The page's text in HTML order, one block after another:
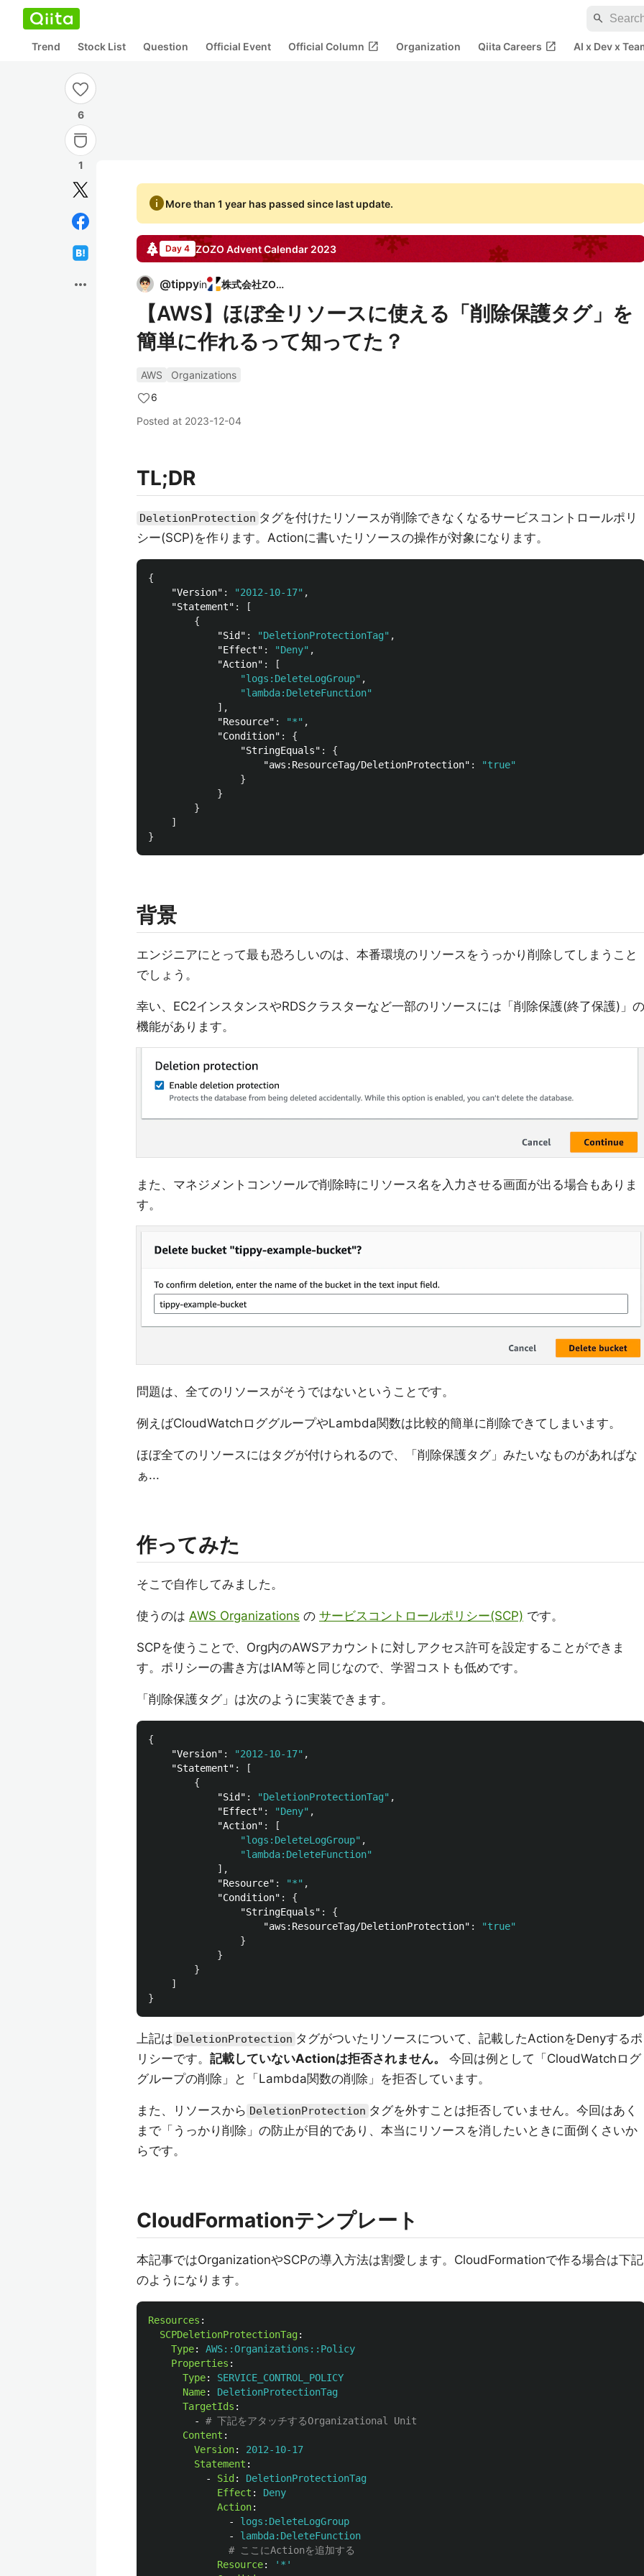
search
Trend Stock List Question Official Event Official Column open_in_new Organization Qiita Careers open_in_new AI x Dev x
6
1
more_horiz
infoMore than 1 year has passed since last update.
Day 4 ZOZO Advent Calendar 2023
@tippyin 株式会社ZOZO
【AWS】ほぼ全リソースに使える「削除保護タグ」を
簡単に作れるって知ってた？
AWS
Organizations
6
Posted at 2023-12-04
TL;DR
DeletionProtection タグを付けたリソースが削除できなくなるサービスコントロールポリ
シー(SCP)を作ります。Actionに書いたリソースの操作が対象になります。
{
"Version" : "2012-10-17" ,
"Statement" :
[
{
"Sid" : "DeletionProtectionTag" ,
"Effect" : "Deny" ,
"Action" :
[
"logs:DeleteLogGroup" ,
"lambda:DeleteFunction"
],
"Resource" : "*" ,
"Condition" :
{
"StringEquals" :
{
"aws:ResourceTag/DeletionProtection" :
"true"
}
}
}
]
}
背景
エンジニアにとって最も恐ろしいのは、本番環境のリソースをうっかり削除してしまうこと
でしょう。
幸い、EC2インスタンスやRDSクラスターなど一部のリソースには「削除保護(終了保護)」の
機能があります。
また、マネジメントコンソールで削除時にリソース名を入力させる画面が出る場合もありま
す。
問題は、全てのリソースがそうではないということです。
例えばCloudWatchロググループやLambda関数は比較的簡単に削除できてしまいます。
ほぼ全てのリソースにはタグが付けられるので、「削除保護タグ」みたいなものがあればな
ぁ...
作ってみた
そこで自作してみました。
使うのは AWS Organizations の サービスコントロールポリシー(SCP) です。
SCPを使うことで、Org内のAWSアカウントに対しアクセス許可を設定することができま
す。ポリシーの書き方はIAM等と同じなので、学習コストも低めです。
「削除保護タグ」は次のように実装できます。
{
"Version" : "2012-10-17" ,
"Statement" :
[
{
"Sid" : "DeletionProtectionTag" ,
"Effect" : "Deny" ,
"Action" :
[
"logs:DeleteLogGroup" ,
"lambda:DeleteFunction"
],
"Resource" : "*" ,
"Condition" :
{
"StringEquals" :
{
"aws:ResourceTag/DeletionProtection" :
"true"
}
}
}
]
}
上記は DeletionProtection タグがついたリソースについて、記載したActionをDenyするポ
リシーです。 記載していないActionは拒否されません。
今回は例として「CloudWatchログ
グループの削除」と「Lambda関数の削除」を拒否しています。
また、リソースから DeletionProtection タグを外すことは拒否していません。今回はあく
まで「うっかり削除」の防止が目的であり、本当にリソースを消したいときに面倒くさいか
らです。
CloudFormationテンプレート
本記事ではOrganizationやSCPの導入方法は割愛します。CloudFormationで作る場合は下記
のようになります。
Resources :
SCPDeletionProtectionTag:
Type:
AWS::Organizations::Policy
Properties :
Type:
SERVICE_CONTROL_POLICY
Name:
DeletionProtectionTag
TargetIds :
-
# 下記をアタッチするOrganizational Unit
Content :
Version:
2012-10-17
Statement :
-
Sid :
DeletionProtectionTag
Effect :
Deny
Action:
-
logs:DeleteLogGroup
-
lambda:DeleteFunction
# ここにActionを追加する
Resource: ' *'